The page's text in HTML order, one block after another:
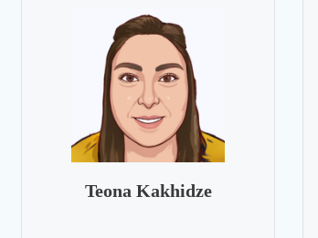
Teona Kakhidze